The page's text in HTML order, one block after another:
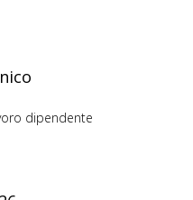
dipendente